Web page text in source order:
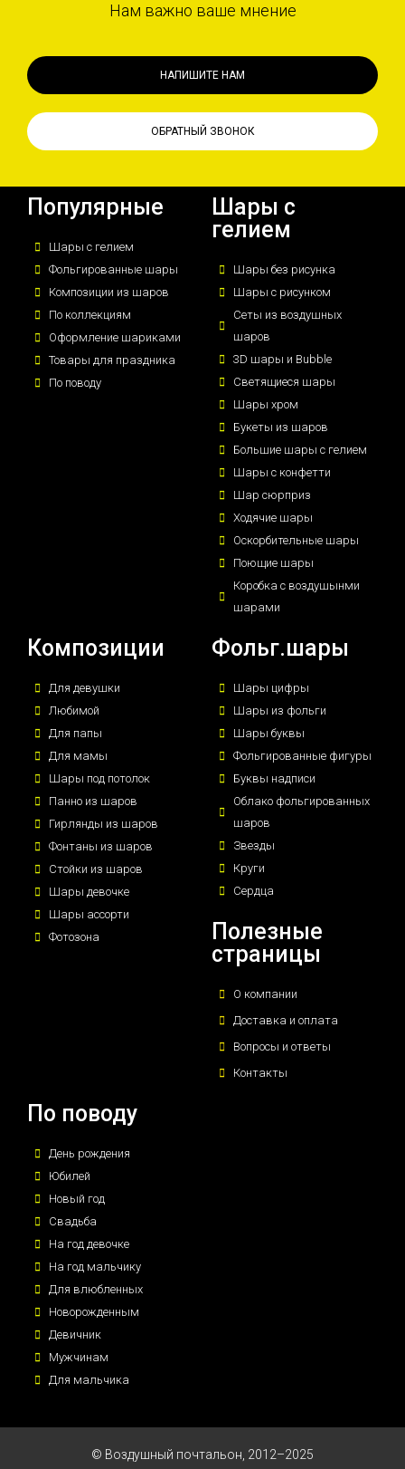
Нам важно ваше мнение
НАПИШИТЕ НАМ
ОБРАТНЫЙ ЗВОНОК
Популярные
Шары с гелием
Фольгированные шары
Композиции из шаров
По коллекциям
Оформление шариками
Товары для праздника
По поводу
Шары с
гелием
Шары без рисунка
Шары с рисунком
Сеты из воздушных
шаров
3D шары и Bubble
Светящиеся шары
Шары хром
Букеты из шаров
Большие шары с гелием
Шары с конфетти
Шар сюрприз
Ходячие шары
Оскорбительные шары
Поющие шары
Коробка с воздушынми
шарами
Композиции
Для девушки
Любимой
Для папы
Для мамы
Шары под потолок
Панно из шаров
Гирлянды из шаров
Фонтаны из шаров
Стойки из шаров
Шары девочке
Шары ассорти
Фотозона
Фольг.шары
Шары цифры
Шары из фольги
Шары буквы
Фольгированные фигуры
Буквы надписи
Облако фольгированных
шаров
Звезды
Круги
Сердца
Полезные
страницы
О компании
Доставка и оплата
Вопросы и ответы
Контакты
По поводу
День рождения
Юбилей
Новый год
Свадьба
На год девочке
На год мальчику
Для влюбленных
Новорожденным
Девичник
Мужчинам
Для мальчика
© Воздушный почтальон, 2012–2025